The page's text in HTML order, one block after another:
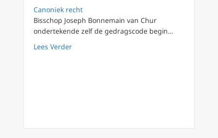
Canoniek recht
Bisschop Joseph Bonnemain van Chur
ondertekende zelf de gedragscode begin…
Lees Verderabout Zwitserse priesters kritiseren nieuwe